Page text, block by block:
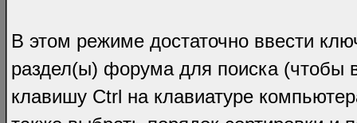
В этом режиме достаточно ввести
раздел(ы) форума для поиска (чтобы
клавишу Ctrl на клавиатуре